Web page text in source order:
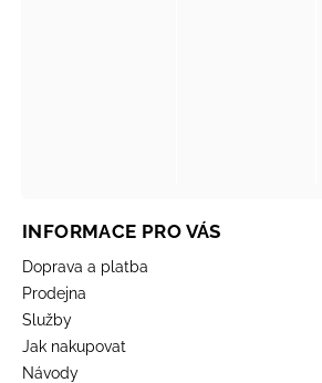
INFORMACE PRO VÁS
Doprava a platba
Prodejna
Služby
Jak nakupovat
Návody